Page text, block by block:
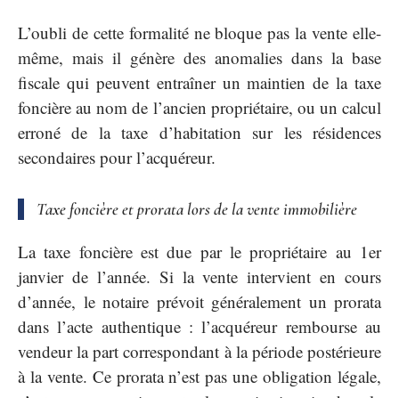
L’oubli de cette formalité ne bloque pas la vente elle-
même, mais il génère des anomalies dans la base
fiscale qui peuvent entraîner un maintien de la taxe
foncière au nom de l’ancien propriétaire, ou un calcul
erroné de la taxe d’habitation sur les résidences
secondaires pour l’acquéreur.
Taxe foncière et prorata lors de la vente immobilière
La taxe foncière est due par le propriétaire au 1er
janvier de l’année. Si la vente intervient en cours
d’année, le notaire prévoit généralement un prorata
dans l’acte authentique : l’acquéreur rembourse au
vendeur la part correspondant à la période postérieure
à la vente. Ce prorata n’est pas une obligation légale,